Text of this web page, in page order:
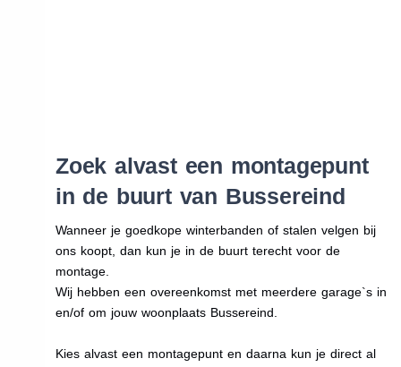
Zoek alvast een montagepunt
in de buurt van Bussereind
Wanneer je goedkope winterbanden of stalen velgen bij
ons koopt, dan kun je in de buurt terecht voor de
montage.
Wij hebben een overeenkomst met meerdere garage`s in
en/of om jouw woonplaats Bussereind.
Kies alvast een montagepunt en daarna kun je direct al